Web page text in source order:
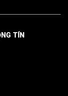
TÍN